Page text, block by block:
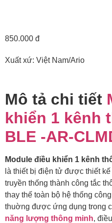
850.000 đ
Xuất xứ: Việt Nam/Ario
Mô tả chi tiết
khiển 1 kênh
BLE -AR-
Module điều khiển 1 kênh
là thiết bị điện tử được thiết
truyền thống thành công tắc
thay thế toàn bộ hệ thống
thuờng được ứng dụng trong
năng lượng thông minh,